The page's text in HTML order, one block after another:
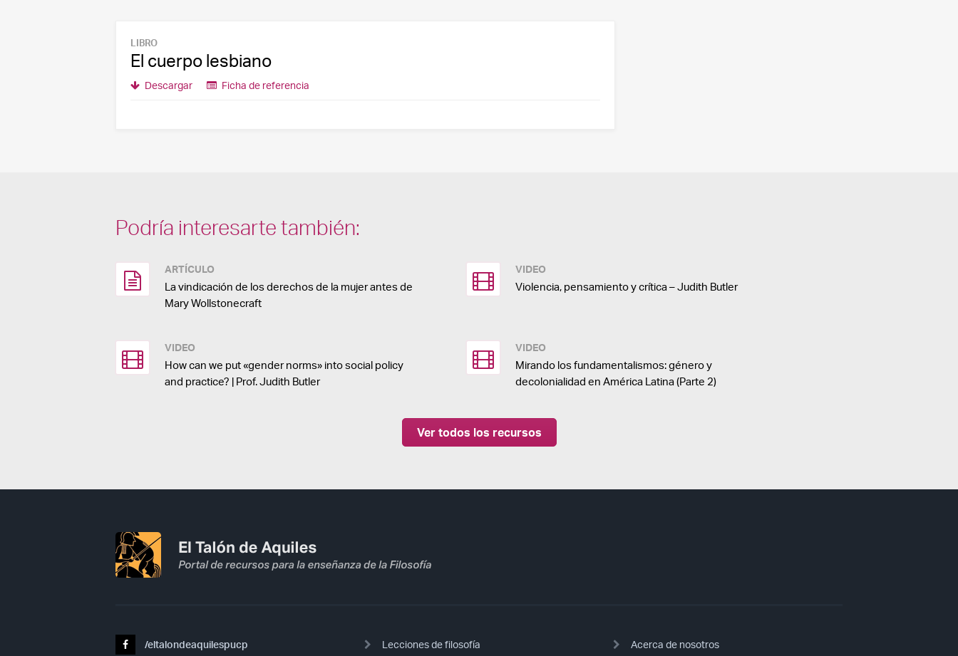
LIBRO
El cuerpo lesbiano
Descargar Ficha de referencia
Podría interesarte también:
ARTÍCULO
La vindicación de los derechos de la mujer antes de
Mary Wollstonecraft
VIDEO
Violencia, pensamiento y crítica – Judith Butler
VIDEO
How can we put «gender norms» into social policy
and practice? | Prof. Judith Butler
VIDEO
Mirando los fundamentalismos: género y
decolonialidad en América Latina (Parte 2)
Ver todos los recursos
/eltalondeaquilespucp Lecciones de filosofía Acerca de nosotros